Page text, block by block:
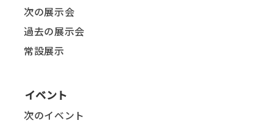
次の展示会
過去の展示会
常設展示
イベント
次のイベント